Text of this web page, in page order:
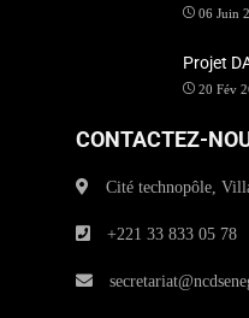
06 Juin
Projet
20 Fév
CONTACTEZ-
Cité technopôle,
+221 33 833 05 78